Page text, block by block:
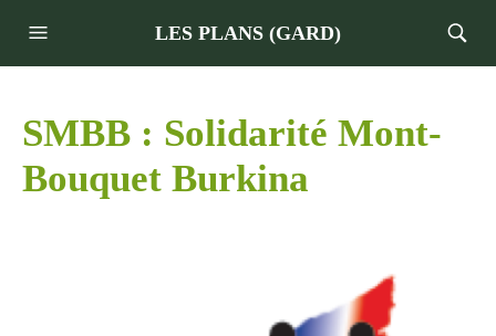
LES PLANS (GARD)
SMBB : Solidarité Mont-
Bouquet Burkina